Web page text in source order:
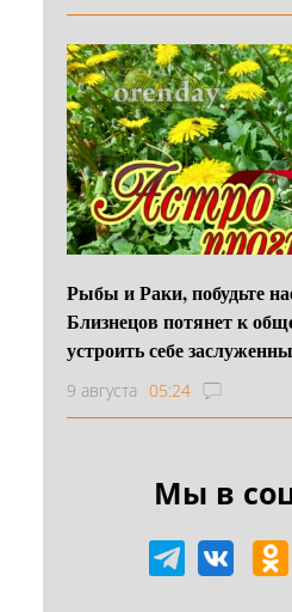
Рыбы и Раки, побудьте
Близнецов потянет к
устроить себе
9 августа 05:24
Мы в